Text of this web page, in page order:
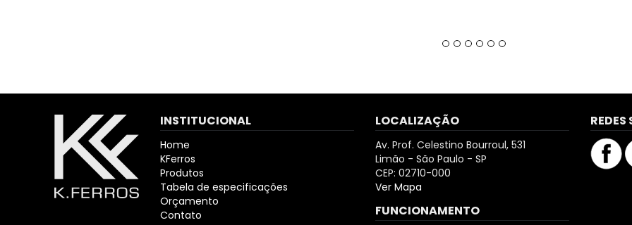
INSTITUCIONAL
Home
KFerros
Produtos
Tabela de especificações
Orçamento
Contato
LOCALIZAÇÃO
Av. Prof. Celestino Bourroul, 531
Limão - São Paulo - SP
CEP: 02710-000
Ver Mapa
FUNCIONAMENTO